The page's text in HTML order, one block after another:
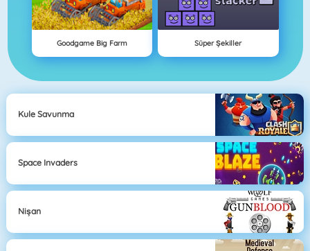
Goodgame Big Farm Süper Şekiller
Kule Savunma
Space Invaders
Nişan